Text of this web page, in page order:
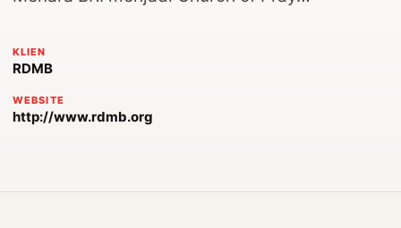
KLIEN
RDMB
WEBSITE
http://www.rdmb.org